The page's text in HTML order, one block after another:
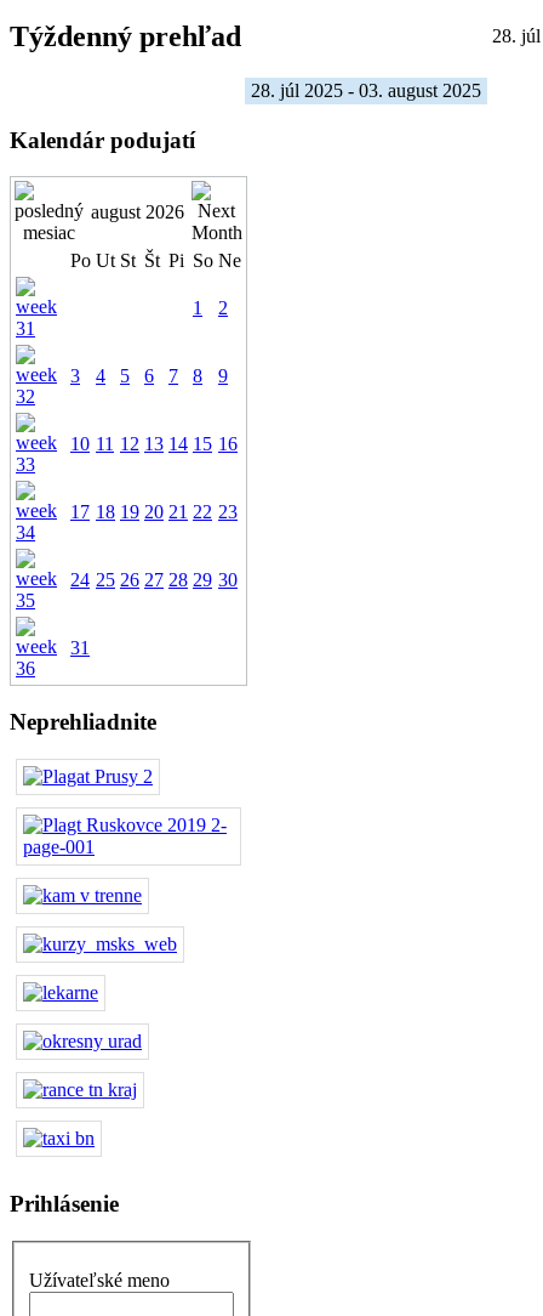
Týždenný prehľad 28.
28. júl 2025 - 03. august 2025
Kalendár podujatí
august 2026
Po Ut St Št Pi So Ne
1 2
3 4 5 6 7 8 9
10 11 12 13 14 15 16
17 18 19 20 21 22 23
24 25 26 27 28 29 30
31
Neprehliadnite
Prihlásenie
Užívateľské meno